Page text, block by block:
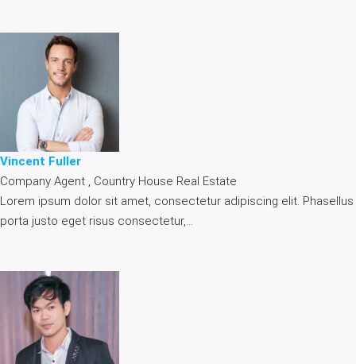
Vincent Fuller
Company Agent , Country House Real Estate
Lorem ipsum dolor sit amet, consectetur adipiscing elit. Phasellus
porta justo eget risus consectetur,…